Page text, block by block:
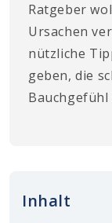
Ratgeber
Ursachen
nützliche
geben, die
Inhalt